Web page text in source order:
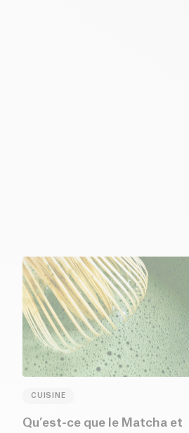
CUISINE
Qu’est-ce que le Matcha et